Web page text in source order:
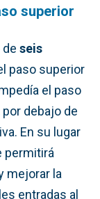
superior
seis
paso superior
el paso
por debajo de
En su lugar
permitirá
mejorar la
entradas al